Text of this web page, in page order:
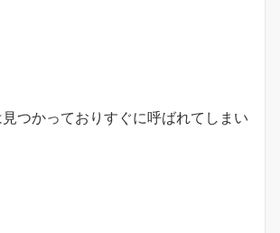
つかっておりすぐに呼ばれてしまい